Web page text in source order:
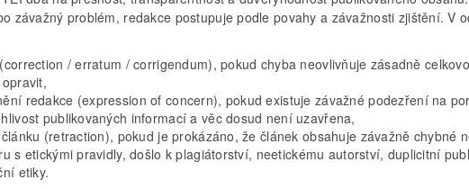
závažný problém, redakce postupuje podle povahy a závažnosti zjištění. V
/ erratum / corrigendum), pokud chyba neovlivňuje zásadně
redakce (expression of concern), pokud existuje závažné podezření na
publikovaných informací a věc dosud není uzavřena,
(retraction), pokud je prokázáno, že článek obsahuje závažně chybné
s etickými pravidly, došlo k plagiátorství, neetickému autorství, duplicitní
etiky.